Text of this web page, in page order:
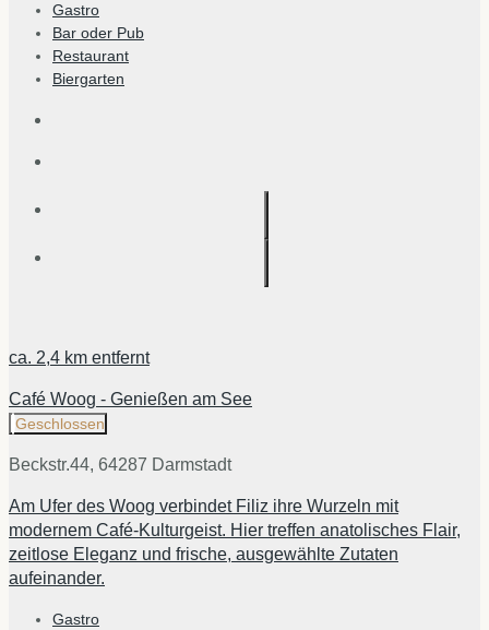
Gastro
Bar oder Pub
Restaurant
Biergarten
ca. 2,4 km entfernt
Café Woog - Genießen am See
Geschlossen
Beckstr.44, 64287 Darmstadt
Am Ufer des Woog verbindet Filiz ihre Wurzeln mit
modernem Café-Kulturgeist. Hier treffen anatolisches Flair,
zeitlose Eleganz und frische, ausgewählte Zutaten
aufeinander.
Gastro